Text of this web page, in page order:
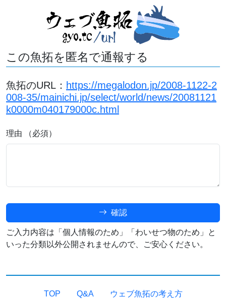
この魚拓を匿名で通報する
魚拓のURL： https://megalodon.jp/2008-1122-2
008-35/mainichi.jp/select/world/news/20081121
k0000m040179000c.html
理由 （必須）
確認
ご入力内容は「個人情報のため」「わいせつ物のため」と
いった分類以外公開されませんので、ご安心ください。
TOP Q&A ウェブ魚拓の考え方